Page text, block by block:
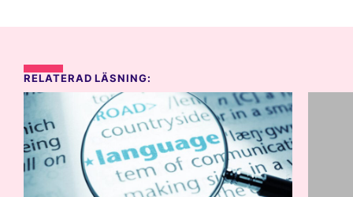
RELATERAD LÄSNING: